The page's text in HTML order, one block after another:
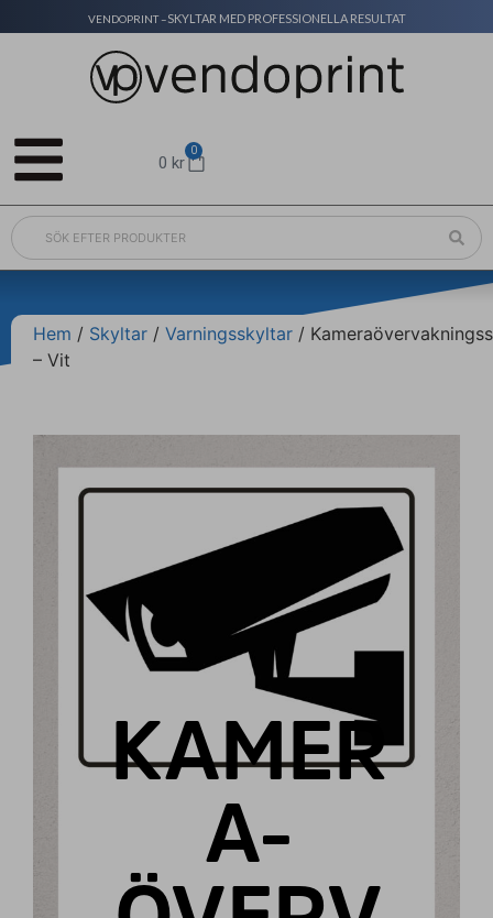
VENDOPRINT –SKYLTAR MED PROFESSIONELLA RESULTAT
0kr
0
Hem / Skyltar / Varningsskyltar /
– Vit